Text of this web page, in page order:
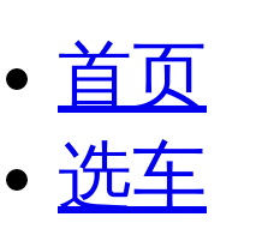
首页
选车